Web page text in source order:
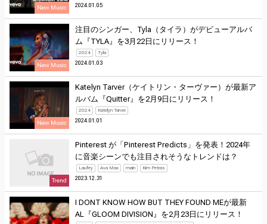
New Music 2024.01.05
New Music
注目のシンガー、Tyla（タイラ）がデビューアルバ
ム『TYLA』を3月22日にリリース！
2024 Tyla
2024.01.03
New Music
Katelyn Tarver（ケイトリン・ターヴァー）が最新ア
ルバム『Quitter』を2月9日にリリース！
2024 Katelyn Tarver
2024.01.01
Trend
Pinterest が「Pinterest Predicts」を発表！2024年
に音楽シーンでも注目されそうなトレンドは？
Laufey Ava Max main Kim Petras
2023.12.31
I DONT KNOW HOW BUT THEY FOUND MEが最新
AL『GLOOM DIVISION』を2月23日にリリース！